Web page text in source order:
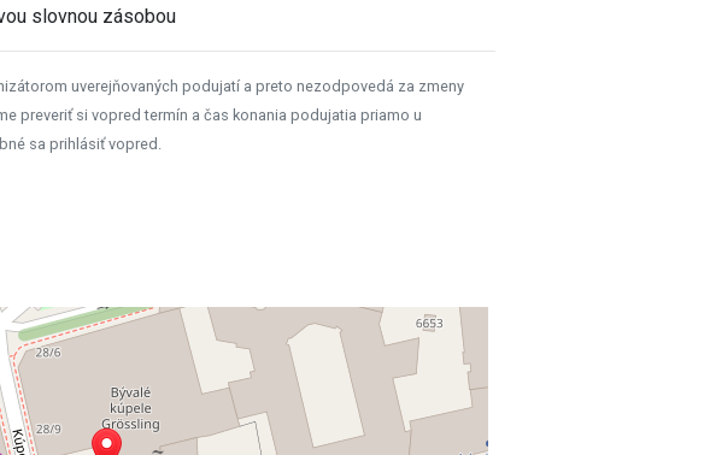
slovnou zásobou
uverejňovaných podujatí a preto nezodpovedá za zmeny
preveriť si vopred termín a čas konania podujatia priamo u
sa prihlásiť vopred.